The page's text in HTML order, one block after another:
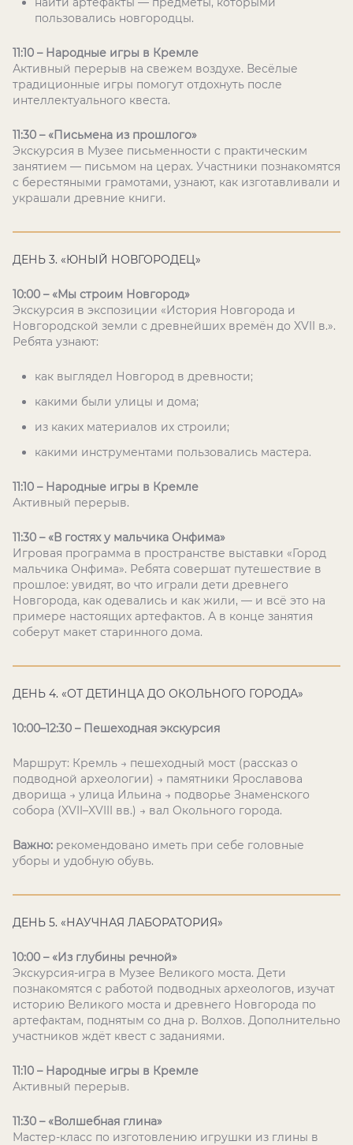
пользовались новгородцы.
11:10 – Народные игры в Кремле
Активный перерыв на свежем воздухе. Весёлые
традиционные игры помогут отдохнуть после
интеллектуального квеста.
11:30 – «Письмена из прошлого»
Экскурсия в Музее письменности с практическим
занятием — письмом на церах. Участники познакомятся
с берестяными грамотами, узнают, как изготавливали и
украшали древние книги.
ДЕНЬ 3. «ЮНЫЙ НОВГОРОДЕЦ»
10:00 – «Мы строим Новгород»
Экскурсия в экспозиции «История Новгорода и
Новгородской земли с древнейших времён до XVII в.».
Ребята узнают:
как выглядел Новгород в древности;
какими были улицы и дома;
из каких материалов их строили;
какими инструментами пользовались мастера.
11:10 – Народные игры в Кремле
Активный перерыв.
11:30 – «В гостях у мальчика Онфима»
Игровая программа в пространстве выставки «Город
мальчика Онфима». Ребята совершат путешествие в
прошлое: увидят, во что играли дети древнего
Новгорода, как одевались и как жили, — и всё это на
примере настоящих артефактов. А в конце занятия
соберут макет старинного дома.
ДЕНЬ 4. «ОТ ДЕТИНЦА ДО ОКОЛЬНОГО ГОРОДА»
10:00–12:30 – Пешеходная экскурсия
Маршрут: Кремль → пешеходный мост (рассказ о
подводной археологии) → памятники Ярославова
дворища → улица Ильина → подворье Знаменского
собора (XVII–XVIII вв.) → вал Окольного города.
Важно: рекомендовано иметь при себе головные
уборы и удобную обувь.
ДЕНЬ 5. «НАУЧНАЯ ЛАБОРАТОРИЯ»
10:00 – «Из глубины речной»
Экскурсия-игра в Музее Великого моста. Дети
познакомятся с работой подводных археологов, изучат
историю Великого моста и древнего Новгорода по
артефактам, поднятым со дна р. Волхов. Дополнительно
участников ждёт квест с заданиями.
11:10 – Народные игры в Кремле
Активный перерыв.
11:30 – «Волшебная глина»
Мастер-класс по изготовлению игрушки из глины в